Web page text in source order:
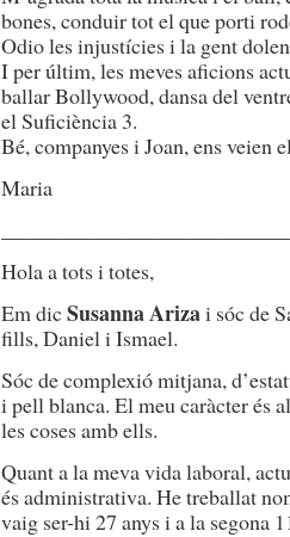
bones, conduir tot el que porti
Odio les injustícies i la gent
I per últim, les meves aficions
ballar Bollywood, dansa del
el Suficiència 3.
Bé, companyes i Joan, ens veien
Maria
Hola a tots i totes,
Em dicSusanna Arizai sóc de
fills, Daniel i Ismael.
Sóc de complexió mitjana,
i pell blanca. El meu caràcter és
les coses amb ells.
Quant a la meva vida laboral,
és administrativa. He treballat
vaig ser-hi 27 anys i a la segona